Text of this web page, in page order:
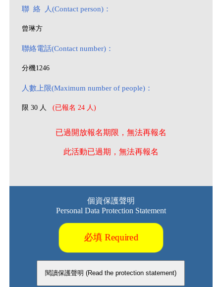
聯 絡 人(Contact person)：
曾琳方
聯絡電話(Contact number)：
分機1246
人數上限(Maximum number of people)：
限 30 人 (已報名 24 人)
已過開放報名期限，無法再報名
此活動已過期，無法再報名
個資保護聲明
Personal Data Protection Statement
必填 Required